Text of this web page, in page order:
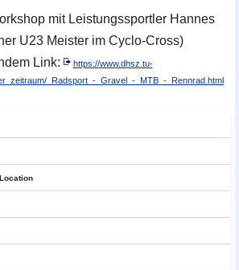
mit Leistungssportler Hannes
U23 Meister im Cyclo-Cross)
Link:
https://www.dhsz.tu-
_Radsport_-_Gravel_-_MTB_-_Rennrad.html